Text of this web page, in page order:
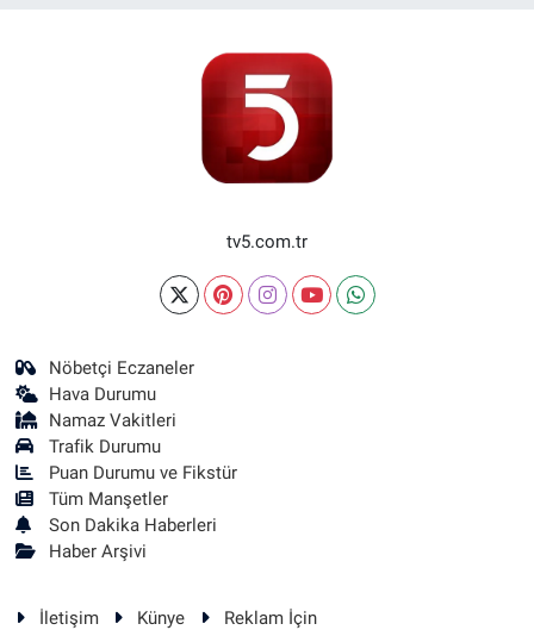
tv5.com.tr
Nöbetçi Eczaneler
Hava Durumu
Namaz Vakitleri
Trafik Durumu
Puan Durumu ve Fikstür
Tüm Manşetler
Son Dakika Haberleri
Haber Arşivi
İletişim Künye Reklam İçin